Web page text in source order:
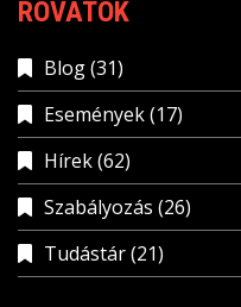
ROVATOK
Blog(31)
Események(17)
Hírek(62)
Szabályozás (26)
Tudástár(21)